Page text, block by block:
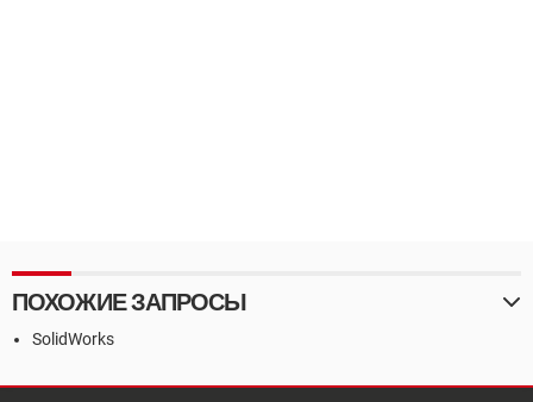
ПОХОЖИЕ ЗАПРОСЫ
SolidWorks